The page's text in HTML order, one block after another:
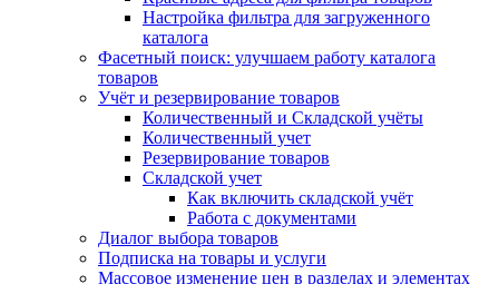
Настройка фильтра для загруженного
каталога
Фасетный поиск: улучшаем работу каталога
товаров
Учёт и резервирование товаров
Количественный и Складской учёты
Количественный учет
Резервирование товаров
Складской учет
Как включить складской учёт
Работа с документами
Диалог выбора товаров
Подписка на товары и услуги
Массовое изменение цен в разделах и элементах